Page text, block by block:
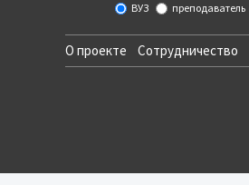
ВУЗ преподаватель
О проекте Сотрудничество